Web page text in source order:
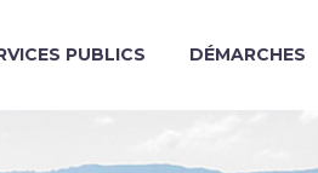
PUBLICS DÉMARCHES